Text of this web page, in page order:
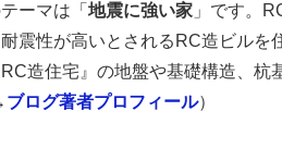
ーマは「 地震に強い家 」です。
耐震性が高いとされるRC造ビル
造住宅』の地盤や基礎構造、杭
ブログ著者プロフィール）